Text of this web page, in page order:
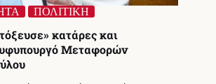
ΠΟΛΙΤΙΚΗ
κατάρες και
Μεταφορών